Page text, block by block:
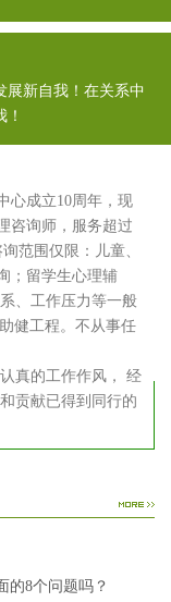
展新自我！在关系中
成立10周年，现
咨询师，服务超过
范围仅限：儿童、
；留学生心理辅
、工作压力等一般
健工程。不从事任
真的工作作风， 经
贡献已得到同行的
的8个问题吗？